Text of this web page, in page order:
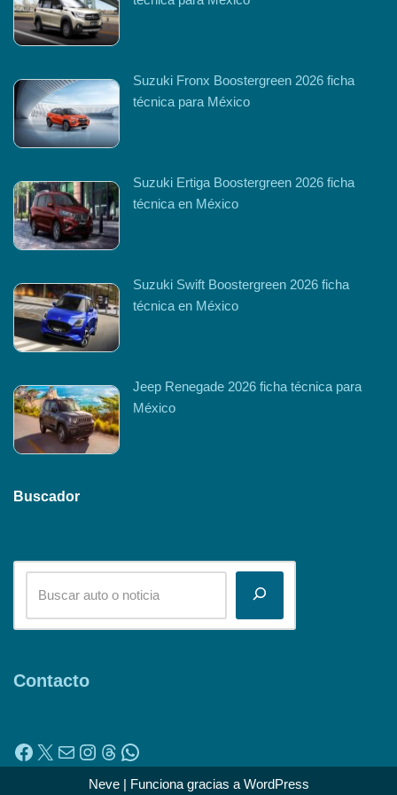
Suzuki Fronx Boostergreen 2026 ficha
técnica para México
Suzuki Ertiga Boostergreen 2026 ficha
técnica en México
Suzuki Swift Boostergreen 2026 ficha
técnica en México
Jeep Renegade 2026 ficha técnica para
México
Buscador
Contacto
Neve| Funciona gracias a WordPress